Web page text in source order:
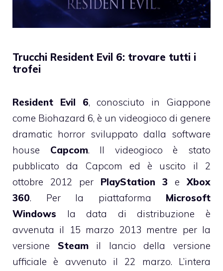
Trucchi Resident Evil 6: trovare tutti i
trofei
Resident Evil 6, conosciuto in Giappone
come Biohazard 6, è un videogioco di genere
dramatic horror sviluppato dalla software
house Capcom. Il videogioco è stato
pubblicato da Capcom ed è uscito il 2
ottobre 2012 per PlayStation 3 eXbox
360. Per la piattaforma Microsoft
Windows la data di distribuzione è
avvenuta il 15 marzo 2013 mentre per la
versione Steamil lancio della versione
ufficiale è avvenuto il 22 marzo. L’intera